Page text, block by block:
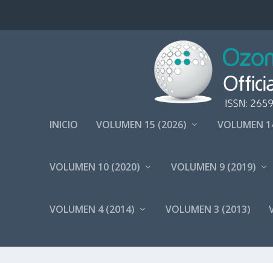
INICIO VOLUMEN 15 (2026) VOLUMEN
VOLUMEN 10 (2020) VOLUMEN 9 (2019)
VOLUMEN 4 (2014) VOLUMEN 3 (2013)